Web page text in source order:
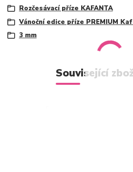
Rozčesávací příze KAFANTA
Vánoční edice příze PREMIUM
3 mm
Související